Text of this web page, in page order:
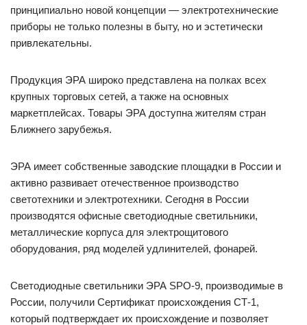
принципиально новой концепции — электротехнические
приборы не только полезны в быту, но и эстетически
привлекательны.
Продукция ЭРА широко представлена на полках всех
крупных торговых сетей, а также на основных
маркетплейсах. Товары ЭРА доступна жителям стран
Ближнего зарубежья.
ЭРА имеет собственные заводские площадки в России и
активно развивает отечественное производство
светотехники и электротехники. Сегодня в России
производятся офисные светодиодные светильники,
металлические корпуса для электрощитового
оборудования, ряд моделей удлинителей, фонарей.
Светодиодные светильники ЭРА SPO-9, производимые в
России, получили Сертификат происхождения СТ-1,
который подтверждает их происхождение и позволяет